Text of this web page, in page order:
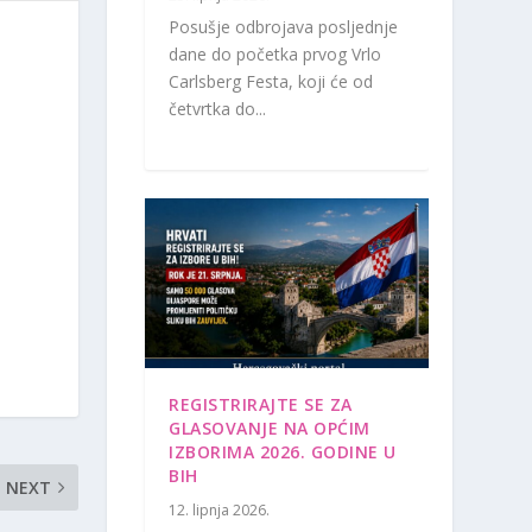
NEXT
Posušje odbrojava posljednje
dane do početka prvog Vrlo
Carlsberg Festa, koji će od
četvrtka do...
REGISTRIRAJTE SE ZA
GLASOVANJE NA OPĆIM
IZBORIMA 2026. GODINE U
BIH
12. lipnja 2026.